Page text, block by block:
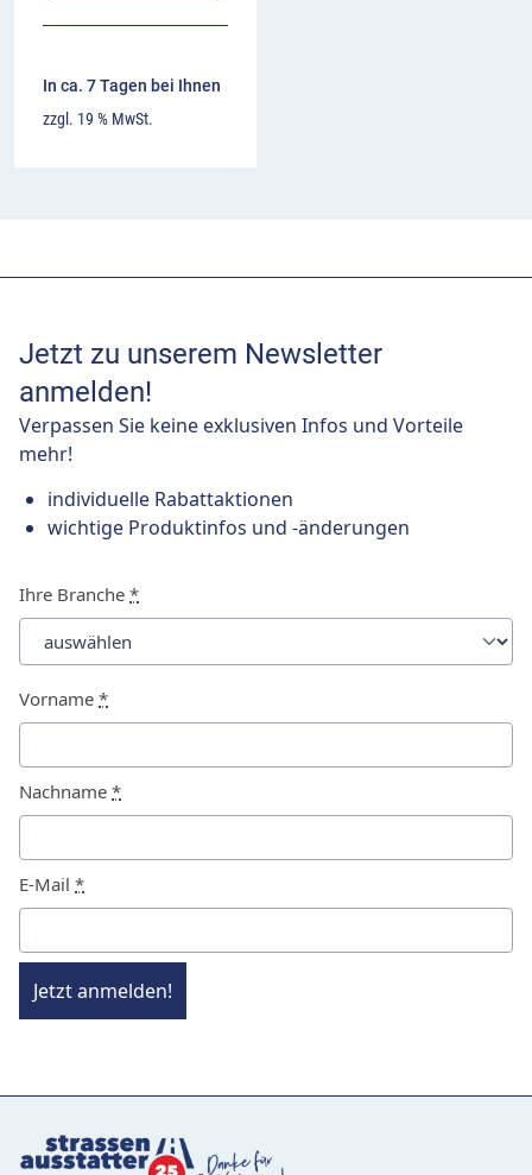
In ca. 7 Tagen bei Ihnen
zzgl. 19 % MwSt.
Jetzt zu unserem Newsletter
anmelden!
Verpassen Sie keine exklusiven Infos und Vorteile
mehr!
individuelle Rabattaktionen
wichtige Produktinfos und -änderungen
Ihre Branche *
Vorname *
Nachname *
E-Mail *
Jetzt anmelden!